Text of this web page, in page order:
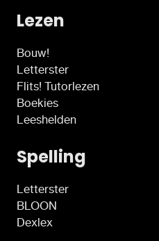
Lezen
Bouw!
Letterster
Flits! Tutorlezen
Boekies
Leeshelden
Spelling
Letterster
BLOON
Dexlex